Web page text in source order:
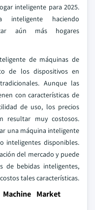
inteligente para 2025.
haciendo
aún más hogares
de máquinas de
de los dispositivos en
Aunque las
con características de
de uso, los precios
resultar muy costosos.
una máquina inteligente
inteligentes disponibles.
del mercado y puede
de bebidas inteligentes,
tales características.
Market